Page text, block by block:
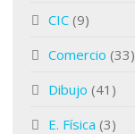
CIC (9)
Comercio (33)
Dibujo (41)
E. Física (3)